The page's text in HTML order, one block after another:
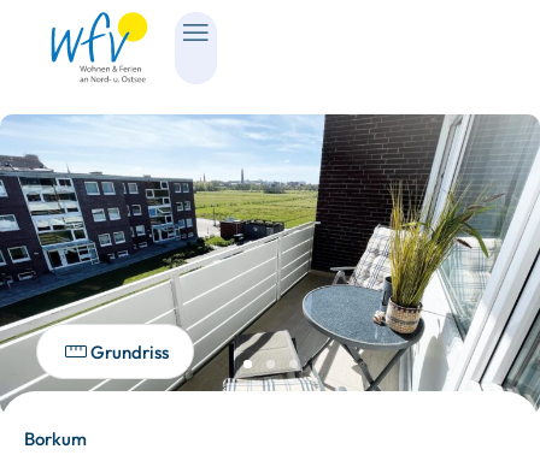
Grundriss
Borkum